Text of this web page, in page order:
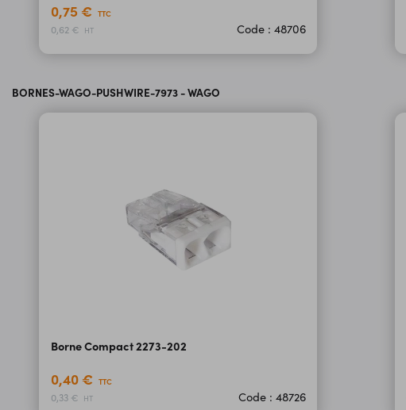
0,75 € TTC
0,62 € HT Code : 48706
BORNES-WAGO-PUSHWIRE-7973 - WAGO
Borne Compact 2273-202
0,40 € TTC
0,33 € HT Code : 48726